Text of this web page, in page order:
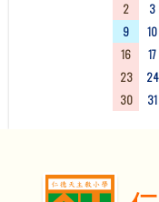
2
3
9
10
16
17
23
24
30
31